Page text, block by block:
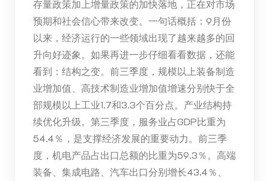
存量政策加上增量政策的加快落地，正在对市场
预期和社会信心带来改变。一句话概括：9月份
以来，经济运行的一些领域出现了越来越多的回
升向好迹象。如果再进一步仔细看看数据，还能
看到：结构之变。前三季度，规模以上装备制造
业增加值、高技术制造业增加值增速分别快于全
部规模以上工业1.7和3.3个百分点。产业结构持
续优化升级。第三季度，服务业占GDP比重为
54.4％，是支撑经济发展的重要动力。前三季
度，机电产品占出口总额的比重为59.3％。高端
装备、集成电路、汽车出口分别增长43.4％、